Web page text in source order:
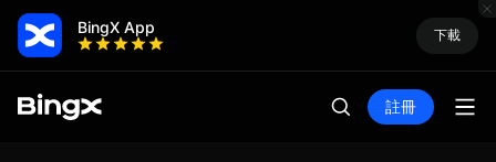
BingX App 下載
註冊